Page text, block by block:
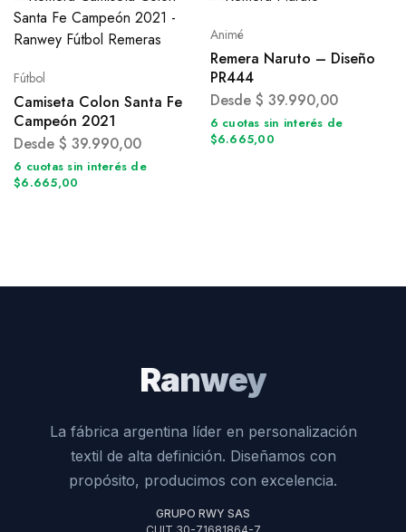
Fútbol
Camiseta Colon Santa Fe
Campeón 2021
Desde $ 39.990,00
6 cuotas sin interés de
$6.665,00
Animé
Remera Naruto – Diseño
PR444
Desde $ 39.990,00
6 cuotas sin interés de
$6.665,00
Ranwey
La fábrica argentina líder en personalización
textil de alta definición. Diseñamos con
propósito, producimos con excelencia.
GRUPO RWY SAS